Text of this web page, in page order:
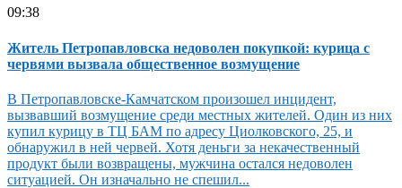
09:38
Житель Петропавловска недоволен покупкой: курица с
червями вызвала общественное возмущение
В Петропавловске-Камчатском произошел инцидент,
вызвавший возмущение среди местных жителей. Один из них
купил курицу в ТЦ БАМ по адресу Циолковского, 25, и
обнаружил в ней червей. Хотя деньги за некачественный
продукт были возвращены, мужчина остался недоволен
ситуацией. Он изначально не спешил...